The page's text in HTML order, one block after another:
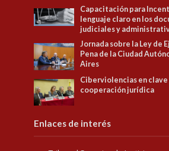
Capacitación para
lenguaje claro en los
judiciales y
Jornada sobre la Ley de
Pena de la Ciudad
Aires
Ciberviolencias en clave
cooperación jurídica
Enlaces de interés